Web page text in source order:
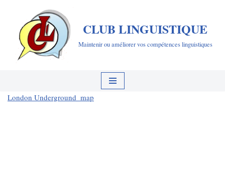
Aller
contenu
CLUB LINGUISTIQUE
Maintenir ou améliorer vos compétences linguistiques
London Underground_map